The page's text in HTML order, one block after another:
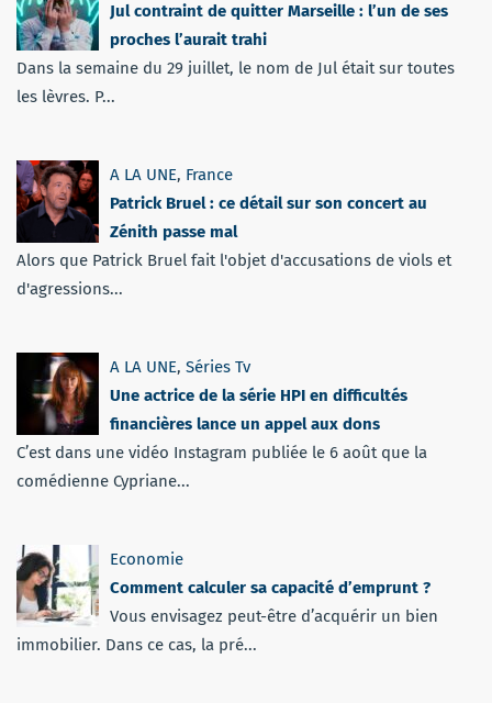
Jul contraint de quitter Marseille : l’un de ses
proches l’aurait trahi
Dans la semaine du 29 juillet, le nom de Jul était sur toutes
les lèvres. P...
A LA UNE, France
Patrick Bruel : ce détail sur son concert au
Zénith passe mal
Alors que Patrick Bruel fait l'objet d'accusations de viols et
d'agressions...
A LA UNE, Séries Tv
Une actrice de la série HPI en difficultés
financières lance un appel aux dons
C’est dans une vidéo Instagram publiée le 6 août que la
comédienne Cypriane...
Economie
Comment calculer sa capacité d’emprunt ?
Vous envisagez peut-être d’acquérir un bien
immobilier. Dans ce cas, la pré...